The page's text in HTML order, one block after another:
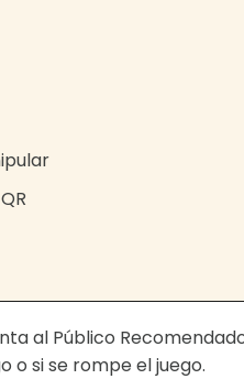
al Público
o si se rompe el juego.